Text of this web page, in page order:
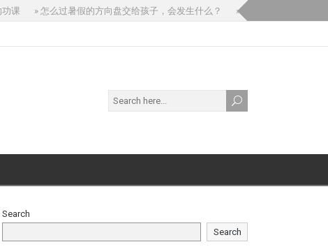
课 » 怎么过暑假的方向盘交给孩子，会发生什么？ » 如果你问 AI：“我孩
Search
Search